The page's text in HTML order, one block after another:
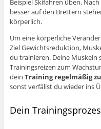
Beispiel Skifahren üben.
besser auf den Brettern
körperlich.
Um eine körperliche
Ziel Gewichtsreduktion,
du trainieren. Deine Muskeln
Trainingsreizen zum
dein Training regelmäßig
sonst verfällst du wieder ins
Dein